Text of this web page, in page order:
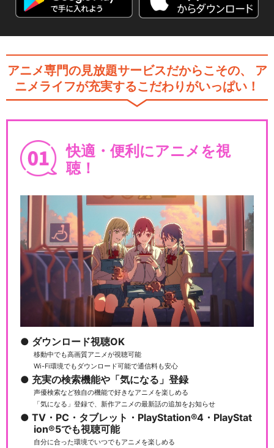
アニメ専門の見放題サービスだからこその、
ア
ニメライフが充実するこだわりがいっぱい！
快適・便利にアニメを視
聴！
ダウンロード視聴OK
移動中でも高画質アニメが視聴可能
Wi-Fi環境でもダウンロード可能で通信料も安心
充実の検索機能や「気になる」登録
声優検索など独自の機能で好きなアニメを楽しめる
「気になる」登録で、新作アニメの最新話の追加をお知らせ
TV・PC・タブレット・PlayStation®4・PlayStat
ion®5でも視聴可能
自分に合った環境でいつでもアニメを楽しめる